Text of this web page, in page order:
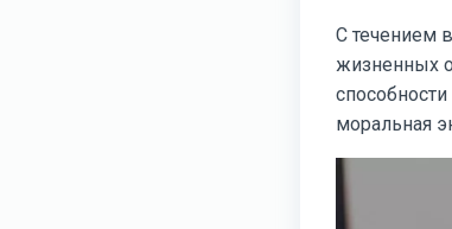
С течением
жизненных
моральная